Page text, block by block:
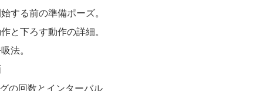
する前の準備ポーズ。
作と下ろす動作の詳細。
法。
の回数とインターバル